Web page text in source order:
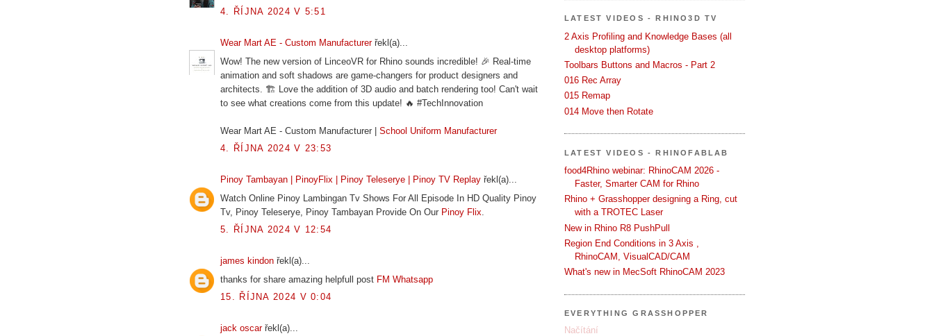
4. ŘÍJNA 2024 V 5:51
Wear Mart AE - Custom Manufacturerřekl(a)...
Wow! The new version of LinceoVR for Rhino sounds incredible! 🎉 Real-time
animation and soft shadows are game-changers for product designers and
architects. 🏗️ Love the addition of 3D audio and batch rendering too! Can't wait
to see what creations come from this update! 🔥 #TechInnovation
Wear Mart AE - Custom Manufacturer | School Uniform Manufacturer
4. ŘÍJNA 2024 V 23:53
Pinoy Tambayan | PinoyFlix | Pinoy Teleserye | Pinoy TV Replay řekl(a)...
Watch Online Pinoy Lambingan Tv Shows For All Episode In HD Quality Pinoy
Tv, Pinoy Teleserye, Pinoy Tambayan Provide On Our Pinoy Flix
5. ŘÍJNA 2024 V 12:54
james kindon řekl(a)...
thanks for share amazing helpfull post FM Whatsapp
15. ŘÍJNA 2024 V 0:04
jack oscarřekl(a)...
LATEST VIDEOS - RHINO3D TV
2 Axis Profiling and Knowledge Bases (all
desktop platforms)
Toolbars Buttons and Macros - Part 2
016 Rec Array
015 Remap
014 Move then Rotate
LATEST VIDEOS - RHINOFABLAB
food4Rhino webinar: RhinoCAM 2026 -
Faster, Smarter CAM for Rhino
Rhino + Grasshopper designing a Ring, cut
with a TROTEC Laser
New in Rhino R8 PushPull
Region End Conditions in 3 Axis ,
RhinoCAM, VisualCAD/CAM
What's new in MecSoft RhinoCAM 2023
EVERYTHING GRASSHOPPER
Načítání